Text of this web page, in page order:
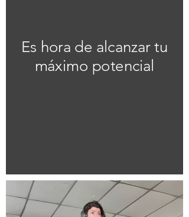
Es hora de alcanzar tu
máximo potencial